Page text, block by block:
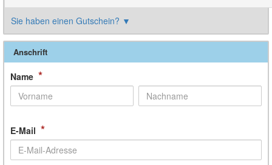
Sie haben einen Gutschein? ▼
Anschrift
Name *
E-Mail *